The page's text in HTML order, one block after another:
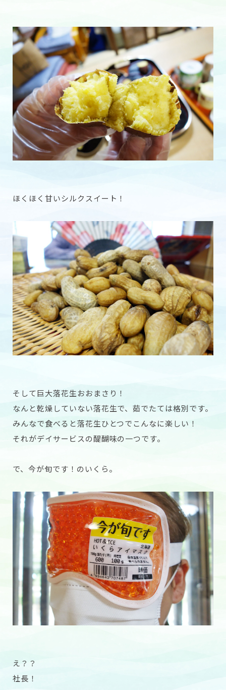
ほくほく甘いシルクスイート！
そして巨大落花生おおまさり！
なんと乾燥していない落花生で、茹でたては格別です。
みんなで食べると落花生ひとつでこんなに楽しい！
それがデイサービスの醍醐味の一つです。
で、今が旬です！のいくら。
え？？
社長！